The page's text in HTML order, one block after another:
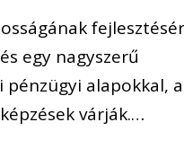
egy nagyszerű
alapokkal, a
várják.…